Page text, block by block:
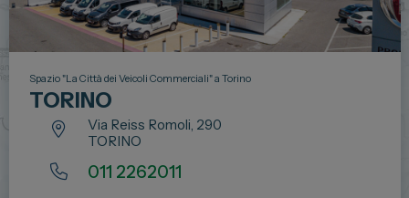
Spazio "La Città dei Veicoli Commerciali" a Torino
TORINO
Via Reiss Romoli, 290
TORINO
011 2262011